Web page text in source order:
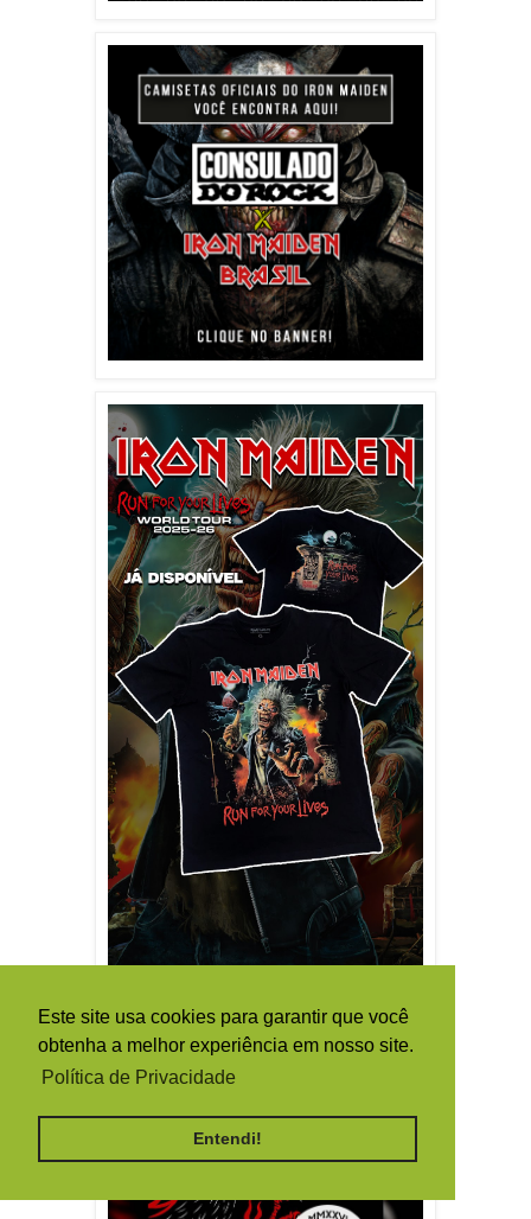
Este site usa cookies para garantir que você
obtenha a melhor experiência em nosso site.
Política de Privacidade
Entendi!